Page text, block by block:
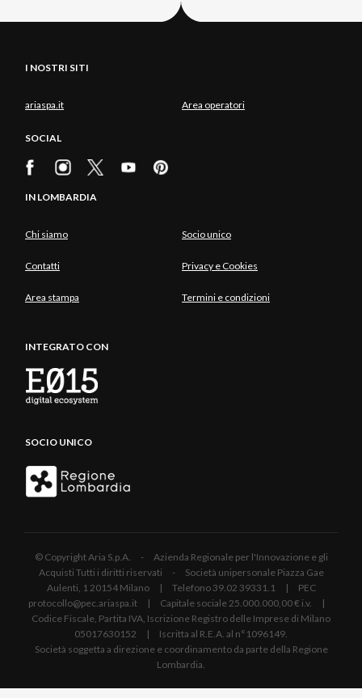
I NOSTRI SITI
ariaspa.it Area operatori
SOCIAL
IN LOMBARDIA
Chi siamo Socio unico
Contatti Privacy e Cookies
Area stampa Termini e condizioni
INTEGRATO CON
SOCIO UNICO
© Copyright Aria S.p.A. - Azienda Regionale per l'Innovazione e gli
Acquisti Tutti i diritti riservati - Società unipersonale Piazza Gae
Aulenti, 1 20154 Milano | Telefono 39.02 39331.1 | PEC
protocollo@pec.ariaspa.it | Capitale sociale 25.000.000,00 € i.v. |
Codice Fiscale, Partita IVA, Iscrizione Registro delle Imprese di Milano
05017630152 | Iscritta al R.E.A. al n°1096149.
Società soggetta a direzione e coordinamento da parte della Regione
Lombardia.